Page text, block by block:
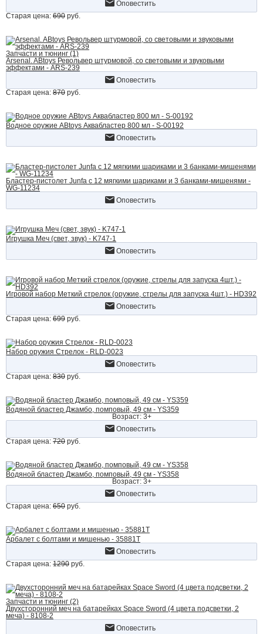
Оповестить
Старая цена: 690 руб.
Запчасти и тюнинг (1)
Arsenal. ABtoys Револьвер штурмовой, со световыми и звуковыми
эффектами - ARS-239
Оповестить
Старая цена: 870 руб.
Водное оружие ABtoys Аквабластер 800 мл - S-00192
Оповестить
Бластер-пистолет Junfa c 12 мягкими шариками и 3 банками-мишенями -
WG-11234
Оповестить
Игрушка Меч (свет, звук) - K747-1
Оповестить
Игровой набор Меткий стрелок (оружие, стрелы для запуска 4шт.) - HD392
Оповестить
Старая цена: 699 руб.
Набор оружия Стрелок - RLD-0023
Оповестить
Старая цена: 830 руб.
Водяной бластер Джамбо, помповый, 49 см - YS359
Возраст: 3+
Оповестить
Старая цена: 720 руб.
Водяной бластер Джамбо, помповый, 49 см - YS358
Возраст: 3+
Оповестить
Старая цена: 650 руб.
Арбалет с болтами и мишенью - 35881T
Оповестить
Старая цена: 1290 руб.
Запчасти и тюнинг (2)
Двухсторонний меч на батарейках Space Sword (4 цвета подсветки, 2
меча) - 8108-2
Оповестить